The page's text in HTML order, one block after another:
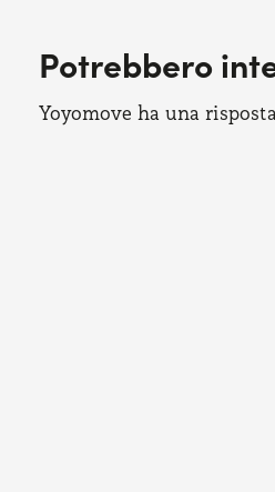
Potrebbero
Yoyomove ha una